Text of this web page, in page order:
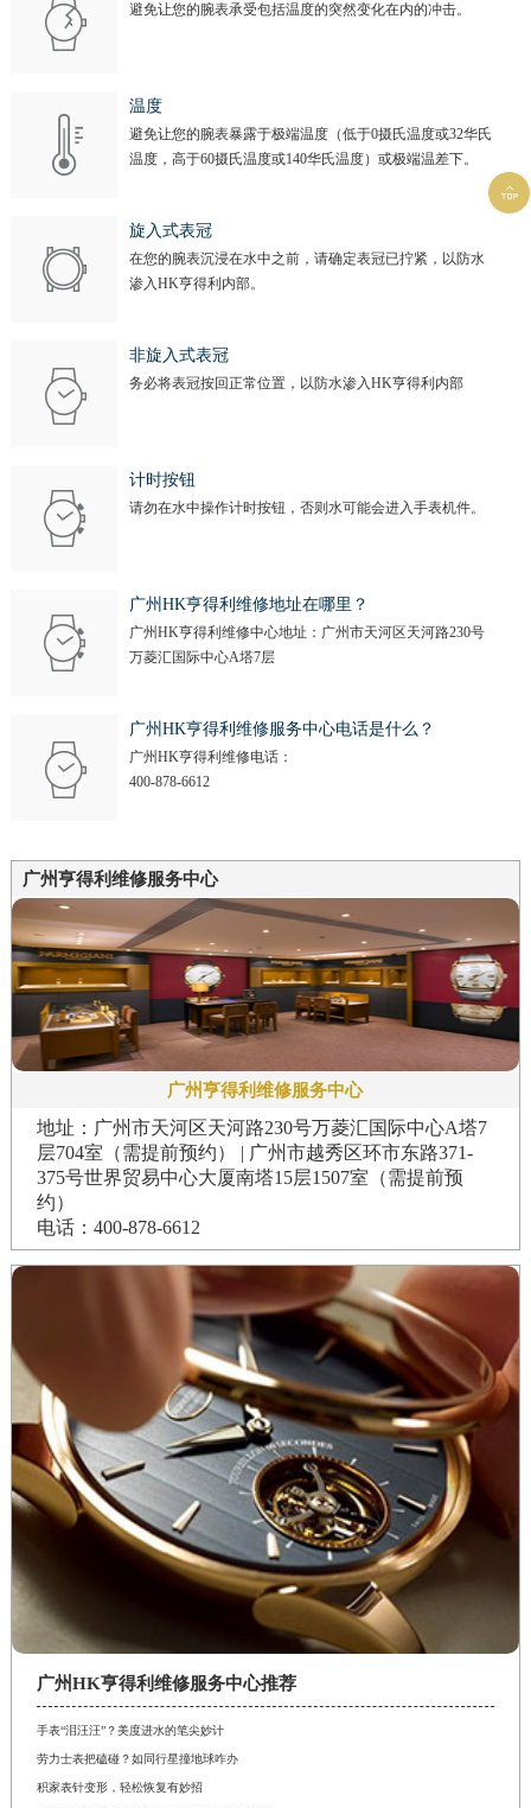
避免让您的腕表承受包括温度的突然变化在内的冲击。
温度
避免让您的腕表暴露于极端温度（低于0摄氏温度或32华氏
温度，高于60摄氏温度或140华氏温度）或极端温差下。
旋入式表冠
在您的腕表沉浸在水中之前，请确定表冠已拧紧，以防水
渗入HK亨得利内部。
非旋入式表冠
务必将表冠按回正常位置，以防水渗入HK亨得利内部
计时按钮
请勿在水中操作计时按钮，否则水可能会进入手表机件。
广州HK亨得利维修地址在哪里？
广州HK亨得利维修中心地址：广州市天河区天河路230号
万菱汇国际中心A塔7层
广州HK亨得利维修服务中心电话是什么？
广州HK亨得利维修电话：
400-878-6612
广州亨得利维修服务中心
广州亨得利维修服务中心
地址：广州市天河区天河路230号万菱汇国际中心A塔7
层704室（需提前预约） | 广州市越秀区环市东路371-
375号世界贸易中心大厦南塔15层1507室（需提前预
约）
电话：400-878-6612
广州HK亨得利维修服务中心推荐
手表“泪汪汪”？美度进水的笔尖妙计
劳力士表把磕碰？如同行星撞地球咋办
积家表针变形，轻松恢复有妙招
